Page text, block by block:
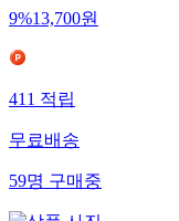
9%13,700원
411적립
무료배송
59명구매중